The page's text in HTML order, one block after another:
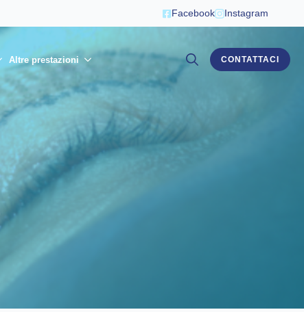
Facebook Instagram
Altre prestazioni
Search
CONTATTACI